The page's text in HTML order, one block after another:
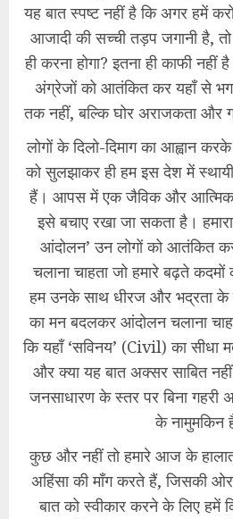
यह बात स्पष्ट नहीं है कि अगर हमें
आजादी की सच्ची तड़प जगानी है,
ही करना होगा? इतना ही काफी नहीं
अंग्रेजों को आतंकित कर यहाँ से
तक नहीं, बल्कि घोर अराजकता और
​लोगों के दिलो-दिमाग का आह्वान
को सुलझाकर ही हम इस देश में
हैं। आपस में एक जैविक और आत्मिक
इसे बचाए रखा जा सकता है।
आंदोलन’ उन लोगों को आतंकित
चलाना चाहता जो हमारे बढ़ते
हम उनके साथ धीरज और भद्रता के
का मन बदलकर आंदोलन चलाना
कि यहाँ ‘सविनय’ (Civil) का सीधा
और क्या यह बात अक्सर साबित
जनसाधारण के स्तर पर बिना
के नामुमकिन
​कुछ और नहीं तो हमारे आज के
अहिंसा की माँग करते हैं, जिसकी
बात को स्वीकार करने के लिए हमें